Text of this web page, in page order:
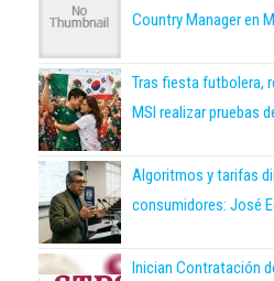
Country Manager en
Tras fiesta futbolera,
MSI realizar pruebas
Algoritmos y tarifas
consumidores: José
Inician Contratación